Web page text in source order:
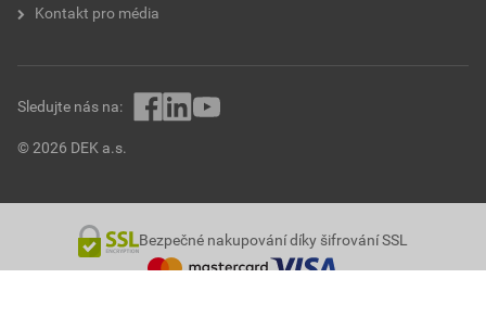
Kontakt pro média
© 2026 DEK a.s.
Sledujte nás na:
Bezpečné nakupování díky šifrování SSL